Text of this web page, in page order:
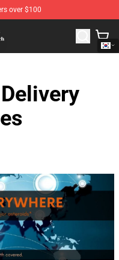
over $100
Best Store of Mickey